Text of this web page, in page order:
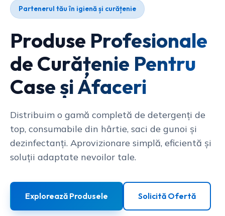
Partenerul tău în igienă și curățenie
Produse Profesionale
de Curățenie Pentru
Case și Afaceri
Distribuim o gamă completă de detergenți de
top, consumabile din hârtie, saci de gunoi și
dezinfectanți. Aprovizionare simplă, eficientă și
soluții adaptate nevoilor tale.
Explorează Produsele Solicită Ofertă